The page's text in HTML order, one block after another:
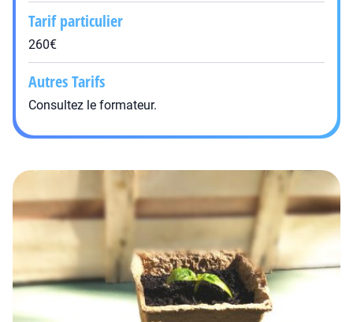
Tarif particulier
260€
Autres Tarifs
Consultez le formateur.